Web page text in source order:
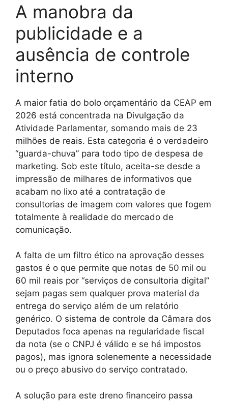
A manobra da
publicidade e a
ausência de controle
interno
A maior fatia do bolo orçamentário da CEAP em
2026 está concentrada na Divulgação da
Atividade Parlamentar, somando mais de 23
milhões de reais. Esta categoria é o verdadeiro
“guarda-chuva” para todo tipo de despesa de
marketing. Sob este título, aceita-se desde a
impressão de milhares de informativos que
acabam no lixo até a contratação de
consultorias de imagem com valores que fogem
totalmente à realidade do mercado de
comunicação.
A falta de um filtro ético na aprovação desses
gastos é o que permite que notas de 50 mil ou
60 mil reais por “serviços de consultoria digital”
sejam pagas sem qualquer prova material da
entrega do serviço além de um relatório
genérico. O sistema de controle da Câmara dos
Deputados foca apenas na regularidade fiscal
da nota (se o CNPJ é válido e se há impostos
pagos), mas ignora solenemente a necessidade
ou o preço abusivo do serviço contratado.
A solução para este dreno financeiro passa